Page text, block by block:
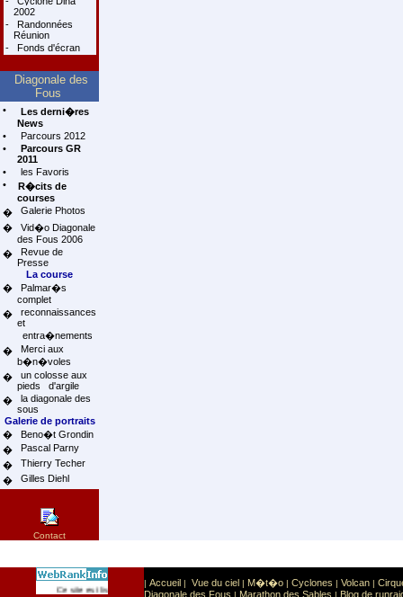
2002
-
Randonnées
Réunion
-
Fonds d'écran
Diagonale des
Fous
•
Les derni�res
News
•
Parcours 2012
•
Parcours GR
2011
•
les Favoris
•
R�cits de
courses
�
Galerie Photos
�
Vid�o Diagonale
des Fous 2006
�
Revue de
Presse
La course
�
Palmar�s
complet
�
reconnaissances
et
entra�nements
�
Merci aux
b�n�voles
�
un colosse aux
pieds d'argile
�
la diagonale des
sous
Galerie de portraits
�
Beno�t Grondin
�
Pascal Parny
�
Thierry Techer
�
Gilles Diehl
Contact
Ce site est list� dans la cat�gorie Sport: Sports extr�mes
| Accueil | Vue du ciel | M�t�o | Cyclones | Volcan |
Diagonale des Fous | Marathon des Sables | Blog de